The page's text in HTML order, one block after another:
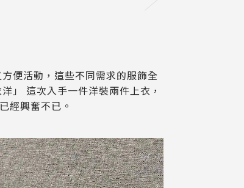
便活動，這些不同需求的服飾全
」 這次入手一件洋裝兩件上衣，
經興奮不已。